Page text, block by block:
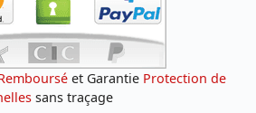
et Garantie Protection de
sans traçage